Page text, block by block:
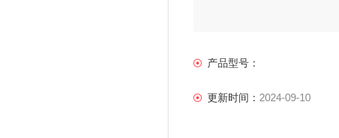
产品型号：
更新时间： 2024-09-10